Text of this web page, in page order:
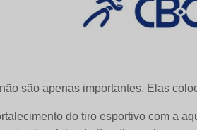
são apenas importantes. Elas
do tiro esportivo com a